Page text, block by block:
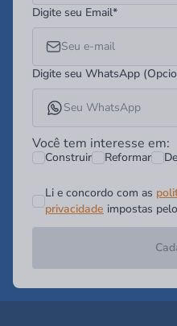
Digite seu Email*
Digite seu WhatsApp
Você tem interesse em:
Construir Reformar
Li e concordo com as
privacidade impostas